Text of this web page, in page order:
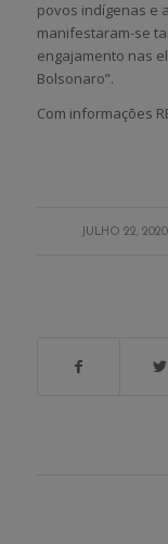
povos indígenas e
manifestaram-se
engajamento nas
Bolsonaro”.
Com informações
JULHO 22, 2020
/